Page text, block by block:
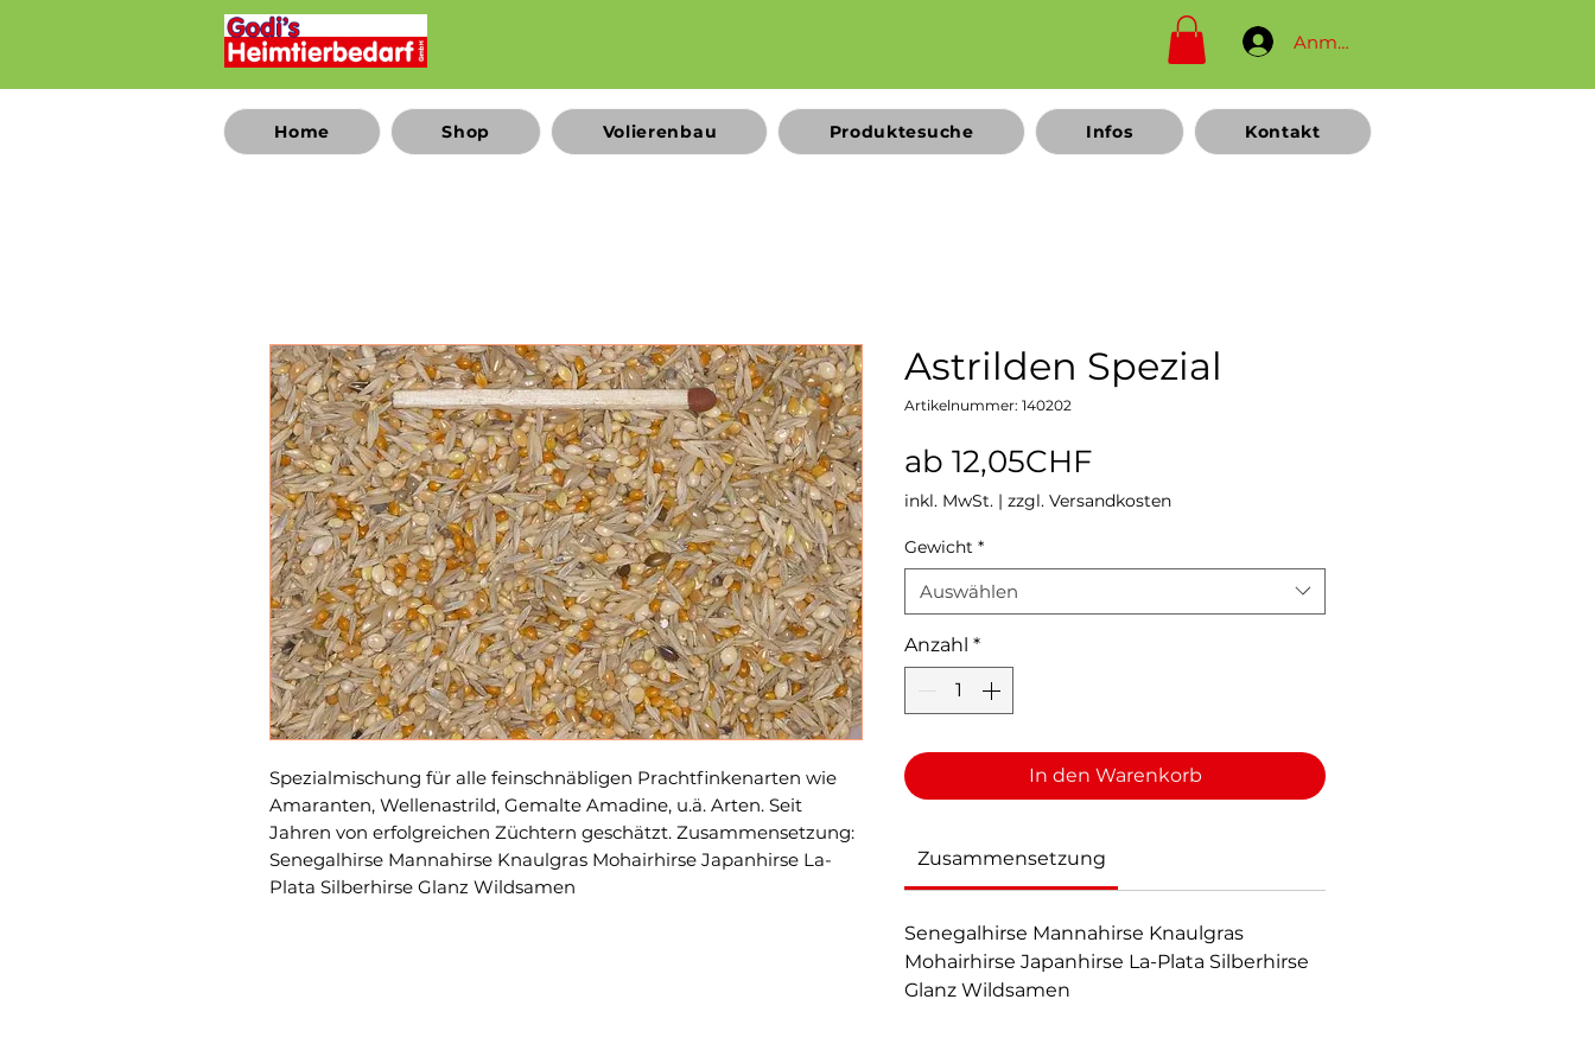
Anmelden
Home Shop Volierenbau Produktesuche Infos Kontakt
Spezialmischung für alle feinschnäbligen Prachtfinkenarten wie
Amaranten, Wellenastrild, Gemalte Amadine, u.ä. Arten. Seit
Jahren von erfolgreichen Züchtern geschätzt. Zusammensetzung:
Senegalhirse Mannahirse Knaulgras Mohairhirse Japanhirse La-
Plata Silberhirse Glanz Wildsamen
Astrilden Spezial
Artikelnummer: 140202
ab 12,05CHFSale-
Preis
inkl. MwSt. | zzgl. Versandkosten
Gewicht *
Auswählen
Anzahl *
In den Warenkorb
Zusammensetzung
Senegalhirse Mannahirse Knaulgras
Mohairhirse Japanhirse La-Plata Silberhirse
Glanz Wildsamen